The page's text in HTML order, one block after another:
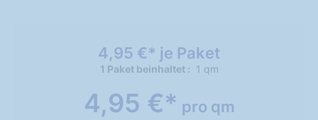
4,95 €* je Paket
1 Paket beinhaltet 1 qm
4,95 €* pro qm